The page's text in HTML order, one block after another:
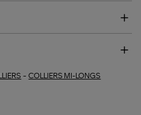
-COLLIERS MI-LONGS